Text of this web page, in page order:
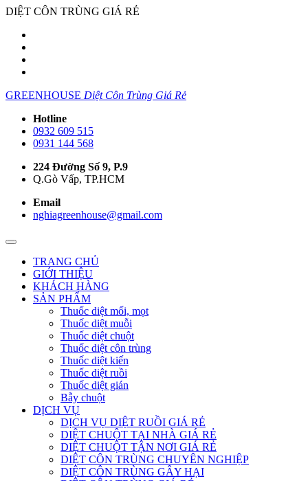
DIỆT CÔN TRÙNG GIÁ RẺ
GREENHOUSE Diệt Côn Trùng Giá Rẻ
Hotline
0932 609 515
0931 144 568
224 Đường Số 9, P.9
Q.Gò Vấp, TP.HCM
Email
nghiagreenhouse@gmail.com
TRANG CHỦ
GIỚI THIỆU
KHÁCH HÀNG
SẢN PHẨM
Thuốc diệt mối, mọt
Thuốc diệt muỗi
Thuốc diệt chuột
Thuốc diệt côn trùng
Thuốc diệt kiến
Thuốc diệt ruồi
Thuốc diệt gián
Bẫy chuột
DỊCH VỤ
DỊCH VỤ DIỆT RUỒI GIÁ RẺ
DIỆT CHUỘT TẠI NHÀ GIÁ RẺ
DIỆT CHUỘT TẬN NƠI GIÁ RẺ
DIỆT CÔN TRÙNG CHUYÊN NGHIỆP
DIỆT CÔN TRÙNG GÂY HẠI